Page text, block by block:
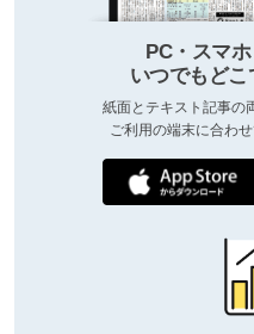
PC・スマ
いつでもど
紙面とテキスト記事の
ご利用の端末に合わ